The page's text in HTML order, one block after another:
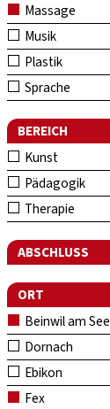
Massage
Musik
Plastik
Sprache
BEREICH
Kunst
Pädagogik
Therapie
ABSCHLUSS
ORT
Beinwil am See
Dornach
Ebikon
Fex